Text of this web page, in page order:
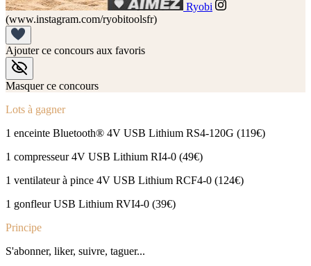
Ryobi
(www.instagram.com/ryobitoolsfr)
Ajouter ce concours aux favoris
Masquer ce concours
Lots à gagner
1 enceinte Bluetooth® 4V USB Lithium RS4-120G (119€)
1 compresseur 4V USB Lithium RI4-0 (49€)
1 ventilateur à pince 4V USB Lithium RCF4-0 (124€)
1 gonfleur USB Lithium RVI4-0 (39€)
Principe
S'abonner, liker, suivre, taguer...